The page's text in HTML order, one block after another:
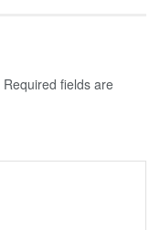
Required fields are